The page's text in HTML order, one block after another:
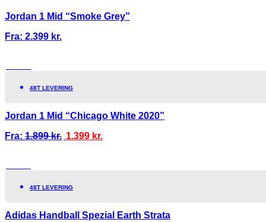
Jordan 1 Mid “Smoke Grey”
Fra: 2.399 kr.
48T LEVERING
Jordan 1 Mid “Chicago White 2020”
Fra: 1.899kr. 1.399 kr.
48T LEVERING
Adidas Handball Spezial Earth Strata